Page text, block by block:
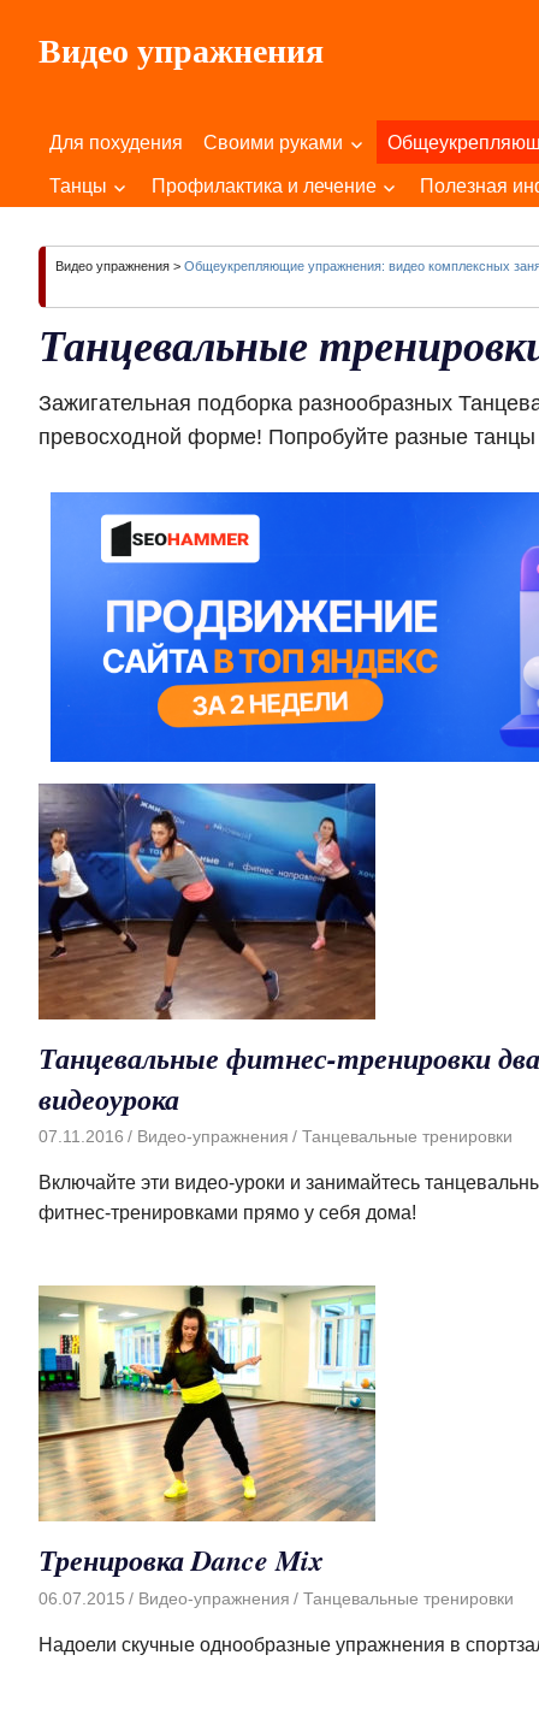
содержимому
Видео упражнения
Вашего
Для похудения Своими руками
Танцы Профилактика и лечение Полезная
Видео упражнения > Общеукрепляющие упражнения: видео комплексных
Танцевальные
Зажигательная подборка разнообразных
превосходной форме! Попробуйте разные
Танцевальные фитнес-тренировки два
видеоурока
07.11.2016 Видео-упражнения Танцевальные тренировки
Включайте эти видео-уроки и занимайтесь
фитнес-тренировками прямо у себя дома!
Тренировка Dance Mix
06.07.2015 Видео-упражнения Танцевальные тренировки
Надоели скучные однообразные упражнения в